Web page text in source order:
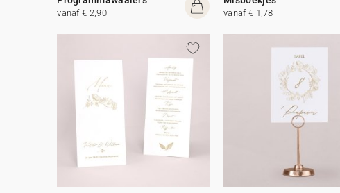
vanaf € 2,90 vanaf € 1,78